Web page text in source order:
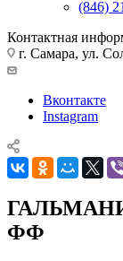
(846)
Контактная
г. Самара, ул.
Вконтакте
Instagram
ФФ